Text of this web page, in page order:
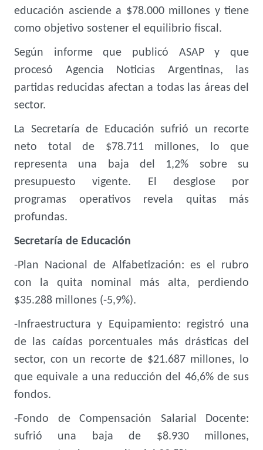
educación asciende a $78.000 millones y tiene
como objetivo sostener el equilibrio fiscal.
Según informe que publicó ASAP y que
procesó Agencia Noticias Argentinas, las
partidas reducidas afectan a todas las áreas del
sector.
La Secretaría de Educación sufrió un recorte
neto total de $78.711 millones, lo que
representa una baja del 1,2% sobre su
presupuesto vigente. El desglose por
programas operativos revela quitas más
profundas.
Secretaría de Educación
-Plan Nacional de Alfabetización: es el rubro
con la quita nominal más alta, perdiendo
$35.288 millones (-5,9%).
-Infraestructura y Equipamiento: registró una
de las caídas porcentuales más drásticas del
sector, con un recorte de $21.687 millones, lo
que equivale a una reducción del 46,6% de sus
fondos.
-Fondo de Compensación Salarial Docente:
sufrió una baja de $8.930 millones,